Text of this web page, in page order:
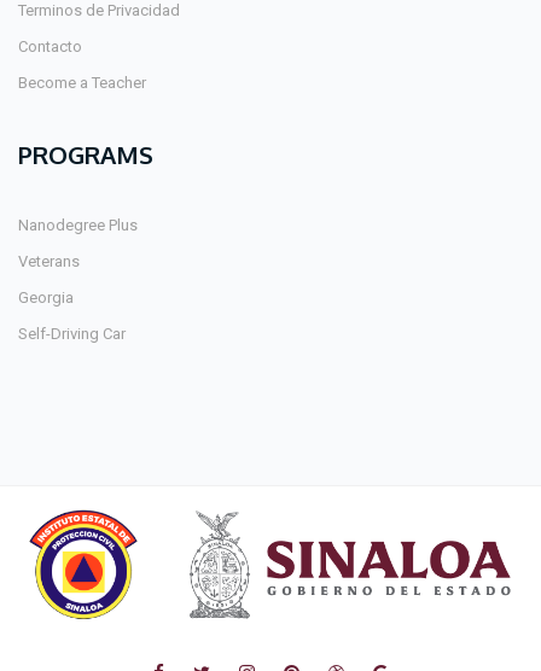
Terminos de Privacidad
Contacto
Become a Teacher
PROGRAMS
Nanodegree Plus
Veterans
Georgia
Self-Driving Car